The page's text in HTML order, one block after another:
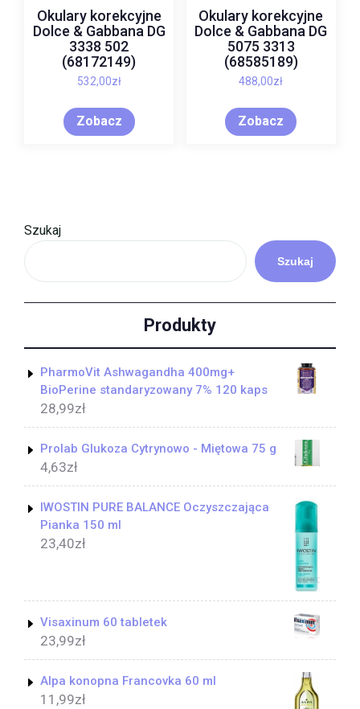
Okulary korekcyjne
Dolce & Gabbana DG
3338 502
(68172149)
532,00zł
Zobacz
Okulary korekcyjne
Dolce & Gabbana DG
5075 3313
(68585189)
488,00zł
Zobacz
Szukaj
Szukaj
Produkty
PharmoVit Ashwagandha 400mg+
BioPerine standaryzowany 7% 120 kaps
28,99zł
Prolab Glukoza Cytrynowo - Miętowa 75 g
4,63zł
IWOSTIN PURE BALANCE Oczyszczająca
Pianka 150 ml
23,40zł
Visaxinum 60 tabletek
23,99zł
Alpa konopna Francovka 60 ml
11,99zł